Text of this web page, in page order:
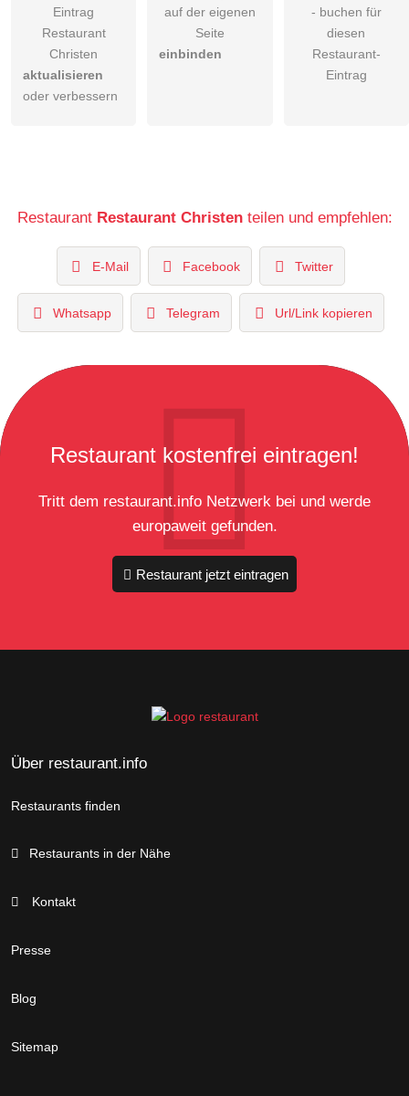
Eintrag
Restaurant
Christen
aktualisieren
oder verbessern
auf der eigenen
Seite
einbinden
- buchen für
diesen
Restaurant-
Eintrag
Restaurant Restaurant Christenteilen und empfehlen:
E-Mail Facebook Twitter
Whatsapp Telegram Url/Link kopieren
Restaurant kostenfrei eintragen!
Tritt dem restaurant.info Netzwerk bei und werde
europaweit gefunden.
Restaurant jetzt eintragen
Über restaurant.info
Restaurants finden
Restaurants in der Nähe
Kontakt
Presse
Blog
Sitemap